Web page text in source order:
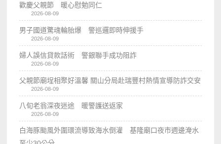
歡慶父親節 暖心慰勉同仁
2026-08-09
男子國道驚魂輪胎爆 警巡邏即時伸援手
2026-08-09
婦人誤信貸款話術 警銀聯手成功阻詐
2026-08-09
父親節廟埕相聚好溫馨 關山分局赴瑞豐村熱情宣導防詐交安
2026-08-09
八旬老翁深夜迷途 暖警護送返家
2026-08-09
白海豚颱風外圍環流導致海水倒灌 基隆廟口夜市週邊淹水